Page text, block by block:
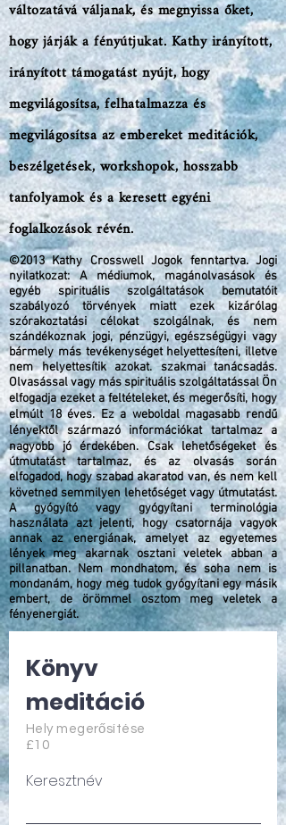
változatává váljanak, és megnyissa őket,
hogy járják a fényútjukat. Kathy irányított,
irányított támogatást nyújt, hogy
megvilágosítsa, felhatalmazza és
megvilágosítsa az embereket meditációk,
beszélgetések, workshopok, hosszabb
tanfolyamok és a keresett egyéni
foglalkozások révén.
©2013 Kathy Crosswell Jogok fenntartva. Jogi
nyilatkozat: A médiumok, magánolvasások és
egyéb spirituális szolgáltatások bemutatóit
szabályozó törvények miatt ezek kizárólag
szórakoztatási célokat szolgálnak, és nem
szándékoznak jogi, pénzügyi, egészségügyi vagy
bármely más tevékenységet helyettesíteni, illetve
nem helyettesítik azokat. szakmai tanácsadás.
Olvasással vagy más spirituális szolgáltatással Ön
elfogadja ezeket a feltételeket, és megerősíti, hogy
elmúlt 18 éves. Ez a weboldal magasabb rendű
lényektől származó információkat tartalmaz a
nagyobb jó érdekében. Csak lehetőségeket és
útmutatást tartalmaz, és az olvasás során
elfogadod, hogy szabad akaratod van, és nem kell
követned semmilyen lehetőséget vagy útmutatást.
A gyógyító vagy gyógyítani terminológia
használata azt jelenti, hogy csatornája vagyok
annak az energiának, amelyet az egyetemes
lények meg akarnak osztani veletek abban a
pillanatban. Nem mondhatom, és soha nem is
mondanám, hogy meg tudok gyógyítani egy másik
embert, de örömmel osztom meg veletek a
fényenergiát.
Könyv
meditáció
Hely megerősítése
£10
Keresztnév